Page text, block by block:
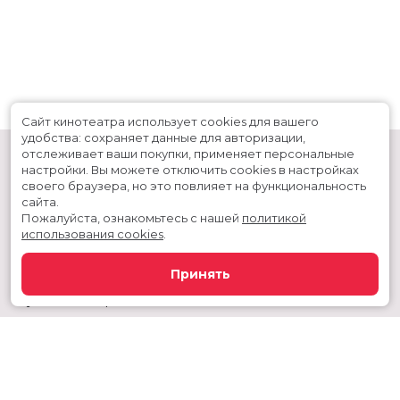
Скоро в кино
Служба поддержки
Сайт кинотеатра использует cookies для вашего
удобства: сохраняет данные для авторизации,
отслеживает ваши покупки, применяет персональные
настройки. Вы можете отключить cookies в настройках
своего браузера, но это повлияет на функциональность
сайта.
Пожалуйста, ознакомьтесь с нашей политикой
использования cookies
Принять